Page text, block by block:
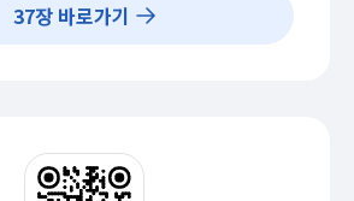
37장 바로가기